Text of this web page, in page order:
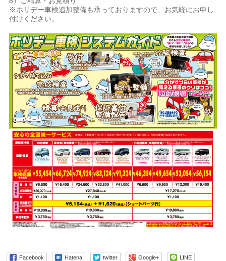
※ホリデー車検追加整備も承っておりますので、お気軽にお申し
付けください。
Facebook Hatena twitter Google+ LINE